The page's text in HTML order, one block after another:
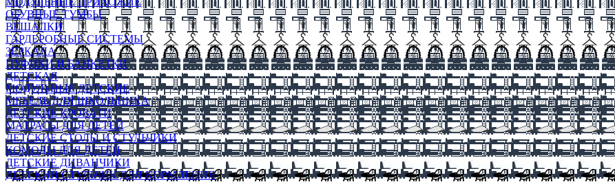
ОБУВНЫЕ ТУМБЫ
ВЕШАЛКИ
ГАРДЕРОБНЫЕ СИСТЕМЫ
ЗЕРКАЛА
ПУФИКИ И БАНКЕТКИ
ДЕТСКАЯ
МОДУЛЬНЫЕ ДЕТСКИЕ
МЕБЕЛЬ ДЛЯ ШКОЛЬНИКА
ДЕТСКИЕ КРОВАТИ
МАТРАСЫ ДЛЯ ДЕТЕЙ
ДЕТСКИЕ СТОЛЫ И СТУЛЬЧИКИ
КОМОДЫ ДЛЯ ДЕТЕЙ
ДЕТСКИЕ ДИВАНЧИКИ
ДЕТСКИЙ СТУЛЬЧИК ДЛЯ КОРМЛЕНИЯ